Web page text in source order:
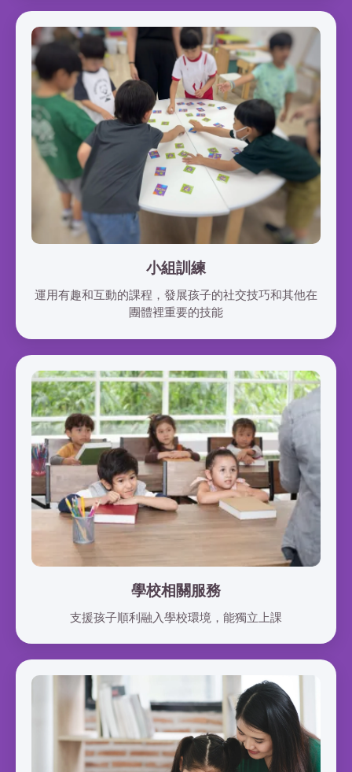
小組訓練
運用有趣和互動的課程，發展孩子的社交技巧和其他在
團體裡重要的技能
學校相關服務
支援孩子順利融入學校環境，能獨立上課